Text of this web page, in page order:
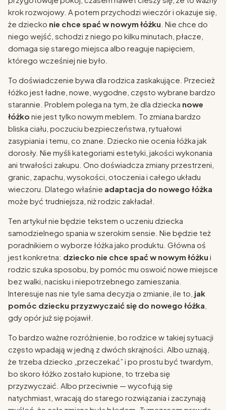
krok rozwojowy. A potem przychodzi wieczór i okazuje się,
że dziecko nie chce spać w nowym łóżku . Nie chce do
niego wejść, schodzi z niego po kilku minutach, płacze,
domaga się starego miejsca albo reaguje napięciem,
którego wcześniej nie było.
To doświadczenie bywa dla rodzica zaskakujące. Przecież
łóżko jest ładne, nowe, wygodne, często wybrane bardzo
starannie. Problem polega na tym, że dla dziecka nowe
łóżko nie jest tylko nowym meblem. To zmiana bardzo
bliska ciału, poczuciu bezpieczeństwa, rytuałowi
zasypiania i temu, co znane. Dziecko nie ocenia łóżka jak
dorosły. Nie myśli kategoriami estetyki, jakości wykonania
ani trwałości zakupu. Ono doświadcza zmiany przestrzeni,
granic, zapachu, wysokości, otoczenia i całego układu
wieczoru. Dlatego właśnie adaptacja do nowego łóżka
może być trudniejsza, niż rodzic zakładał.
Ten artykuł nie będzie tekstem o uczeniu dziecka
samodzielnego spania w szerokim sensie. Nie będzie też
poradnikiem o wyborze łóżka jako produktu. Główna oś
jest konkretna: dziecko nie chce spać w nowym łóżku i
rodzic szuka sposobu, by pomóc mu oswoić nowe miejsce
bez walki, nacisku i niepotrzebnego zamieszania.
Interesuje nas nie tyle sama decyzja o zmianie, ile to, jak
pomóc dziecku przyzwyczaić się do nowego łóżka
gdy opór już się pojawił.
To bardzo ważne rozróżnienie, bo rodzice w takiej sytuacji
często wpadają w jedną z dwóch skrajności. Albo uznają,
że trzeba dziecko „przeczekać” i po prostu być twardym,
bo skoro łóżko zostało kupione, to trzeba się
przyzwyczaić. Albo przeciwnie — wycofują się
natychmiast, wracają do starego rozwiązania i zaczynają